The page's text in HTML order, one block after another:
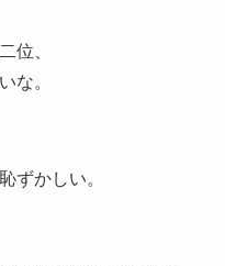
、
な。
ずかしい。